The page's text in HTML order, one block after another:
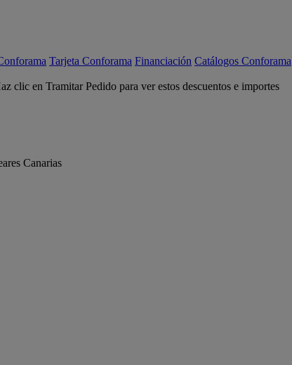
Tarjeta Conforama Financiación Catálogos Conforama
clic en Tramitar Pedido para ver estos descuentos e importes
Canarias